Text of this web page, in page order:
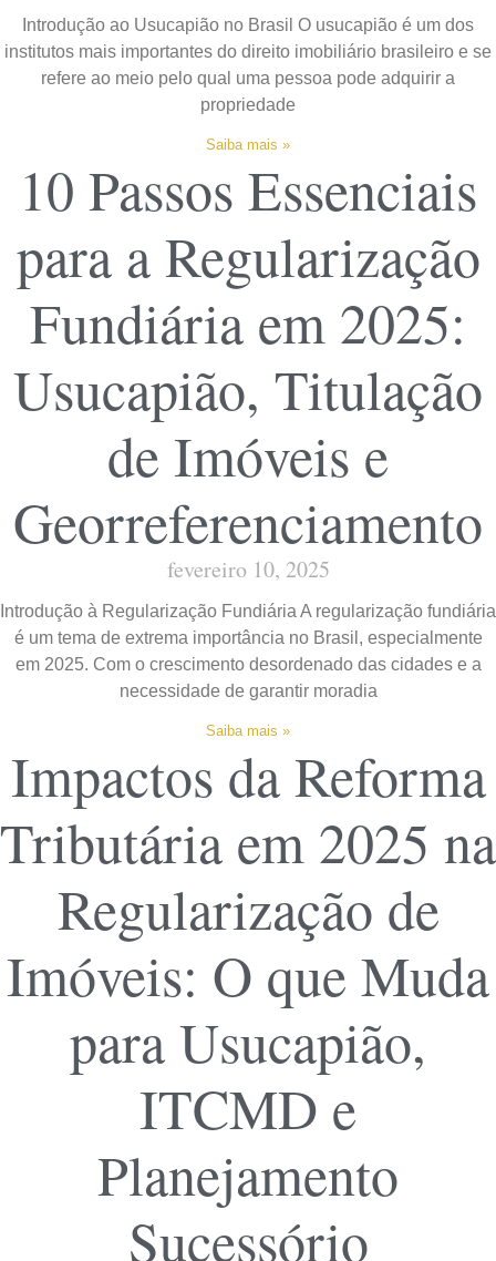
Introdução ao Usucapião no Brasil O usucapião é um dos
institutos mais importantes do direito imobiliário brasileiro e se
refere ao meio pelo qual uma pessoa pode adquirir a
propriedade
Saiba mais »
10 Passos Essenciais
para a Regularização
Fundiária em 2025:
Usucapião, Titulação
de Imóveis e
Georreferenciamento
fevereiro 10, 2025
Introdução à Regularização Fundiária A regularização fundiária
é um tema de extrema importância no Brasil, especialmente
em 2025. Com o crescimento desordenado das cidades e a
necessidade de garantir moradia
Saiba mais »
Impactos da Reforma
Tributária em 2025 na
Regularização de
Imóveis: O que Muda
para Usucapião,
ITCMD e
Planejamento
Sucessório